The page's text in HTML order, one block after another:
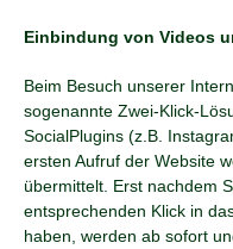
Einbindung von Videos
Beim Besuch unserer
sogenannte Zwei-Klick-
SocialPlugins (z.B.
ersten Aufruf der Website
übermittelt. Erst nachdem
entsprechenden Klick in
haben, werden ab sofort